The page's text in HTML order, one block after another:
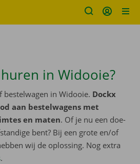
in Widooie?
bestelwagen in Widooie. Dockx
aan bestelwagens met
en maten. Of je nu een doe-
bent? Bij een grote en/of
wij de oplossing. Nog extra
.